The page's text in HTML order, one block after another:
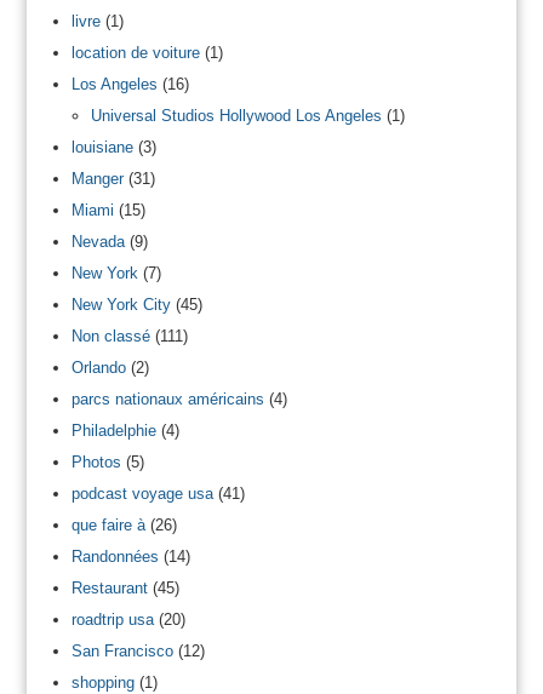
livre(1)
location de voiture(1)
Los Angeles (16)
Universal Studios Hollywood Los Angeles (1)
louisiane(3)
Manger(31)
Miami (15)
Nevada(9)
New York (7)
New York City(45)
Non classé(111)
Orlando(2)
parcs nationaux américains (4)
Philadelphie(4)
Photos (5)
podcast voyage usa(41)
que faire à(26)
Randonnées (14)
Restaurant(45)
roadtrip usa(20)
San Francisco(12)
shopping(1)